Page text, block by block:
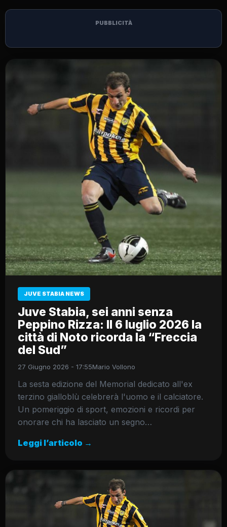
PUBBLICITÀ
JUVE STABIA NEWS
Juve Stabia, sei anni senza
Peppino Rizza: Il 6 luglio 2026 la
città di Noto ricorda la “Freccia
del Sud”
27 Giugno 2026 - 17:55Mario Vollono
La sesta edizione del Memorial dedicato all'ex
terzino gialloblù celebrerà l'uomo e il calciatore.
Un pomeriggio di sport, emozioni e ricordi per
onorare chi ha lasciato un segno…
Leggi l’articolo →